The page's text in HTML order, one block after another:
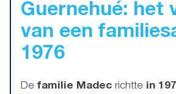
Guernehué: het
van een
1976
De familie Madec richtte in